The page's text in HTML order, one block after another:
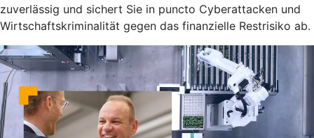
zuverlässig und sichert Sie in puncto Cyberattacken und
Wirtschaftskriminalität gegen das finanzielle Restrisiko ab.